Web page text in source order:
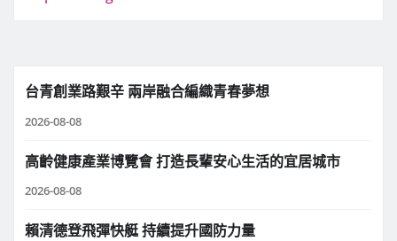
台青創業路艱辛 兩岸融合編織青春夢想
2026-08-08
高齡健康產業博覽會 打造長輩安心生活的宜居城市
2026-08-08
賴清德登飛彈快艇 持續提升國防力量